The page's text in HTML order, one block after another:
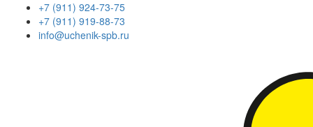
+7 (911) 924-73-75
+7 (911) 919-88-73
info@uchenik-spb.ru